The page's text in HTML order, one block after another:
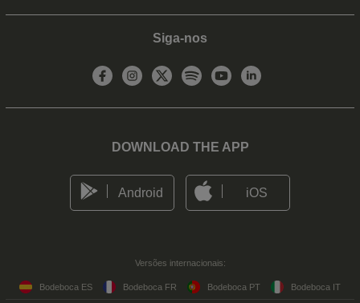
Siga-nos
DOWNLOAD THE APP
Android iOS
Versões internacionais:
Bodeboca ES Bodeboca FR Bodeboca PT Bodeboca IT